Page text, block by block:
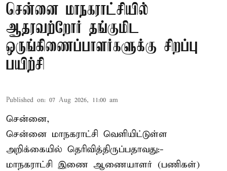
சென்னை மாநகராட்சியில்
ஆதரவற்றோர் தங்குமிட
ஒருங்கிணைப்பாளர்களுக்கு சிறப்பு
பயிற்சி
Published on: 07 Aug 2026, 11:00 am
சென்னை,
சென்னை மாநகராட்சி வெளியிட்டுள்ள
அறிக்கையில் தெரிவித்திருப்பதாவது:-
மாநகராட்சி இணை ஆணையாளர் (பணிகள்)